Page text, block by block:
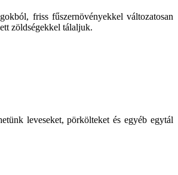
friss fűszernövényekkel változatosan
zöldségekkel tálaljuk.
leveseket, pörkölteket és egyéb egytál